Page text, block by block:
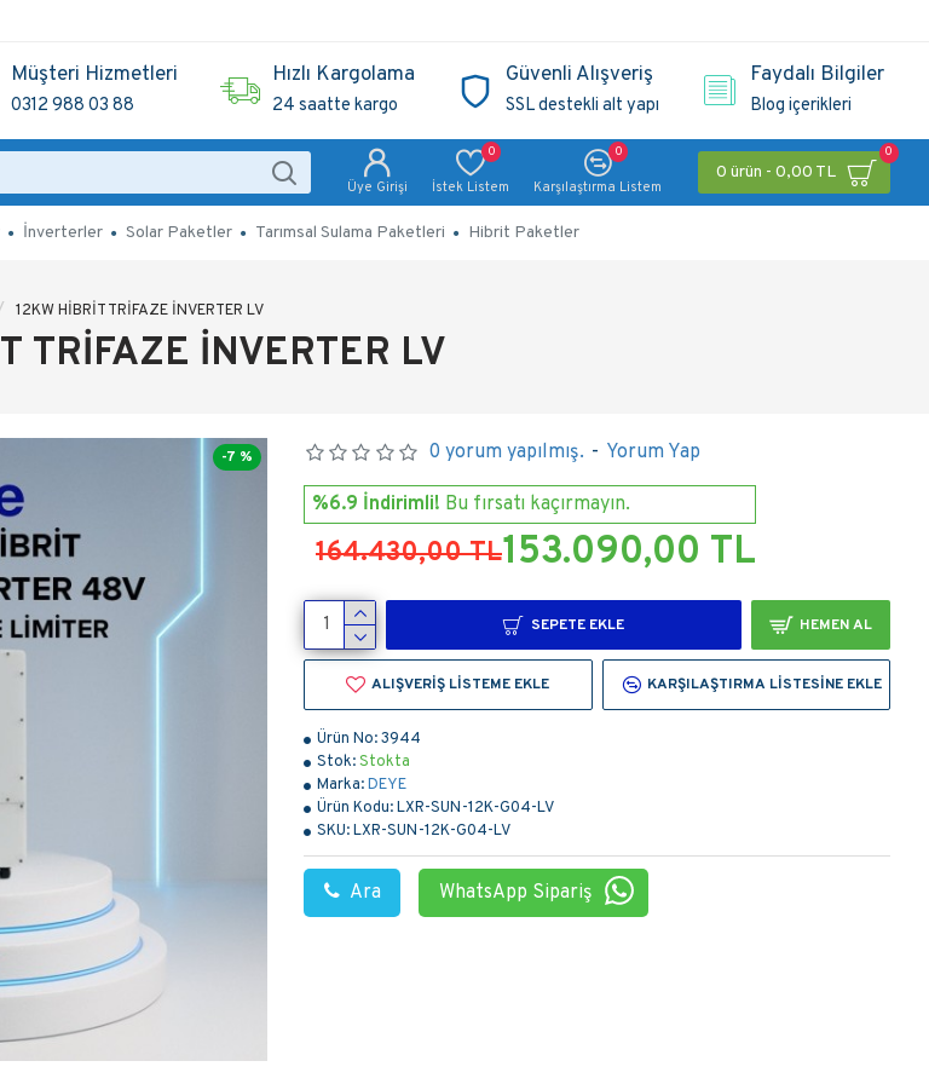
Müşteri Hizmetleri
0312 988 03 88
Hızlı Kargolama
24 saatte kargo
Güvenli Alışveriş
SSL destekli alt yapı
Faydalı Bilgiler
Blog içerikleri
Üye Girişi İstek Listem
0
Karşılaştırma Listem
0
0 ürün - 0,00 TL
0
İnverterler Solar Paketler Tarımsal Sulama Paketleri Hibrit Paketler
12KW HİBRİT TRİFAZE İNVERTER LV
TRİFAZE İNVERTER LV
-7 %
Ürün No:3944
Stok:Stokta
Marka:DEYE
Ürün Kodu:LXR-SUN-12K-G04-LV
SKU:LXR-SUN-12K-G04-LV
Ara WhatsApp Sipariş
0 yorum yapılmış. - Yorum Yap
%6.9 İndirimli! Bu fırsatı kaçırmayın.
164.430,00 TL153.090,00 TL
SEPETE EKLE HEMEN AL
ALIŞVERIŞ LISTEME EKLE KARŞILAŞTIRMA LISTESINE EKLE